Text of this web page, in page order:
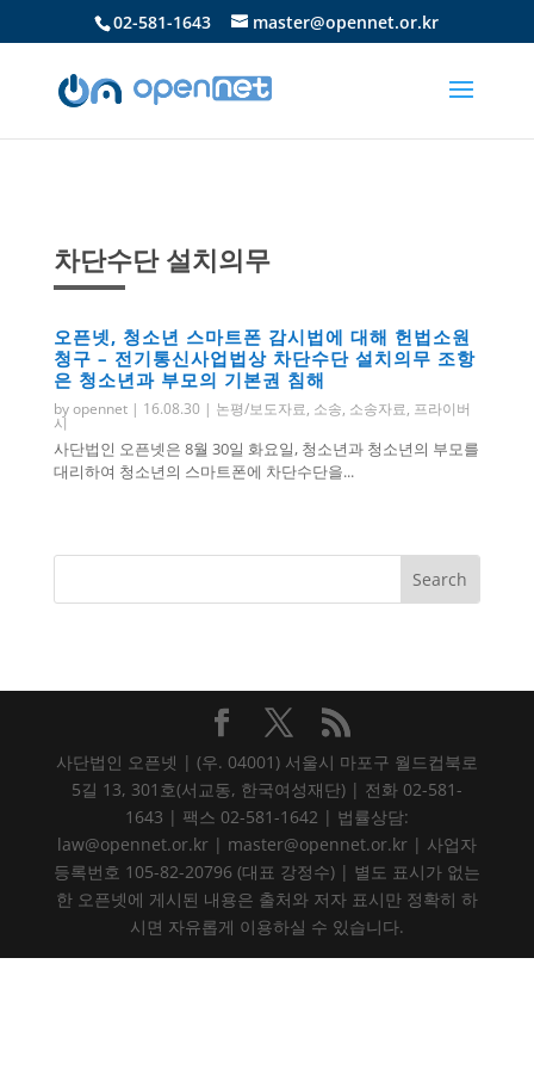
02-581-1643 master@opennet.or.kr
차단수단 설치의무
오픈넷, 청소년 스마트폰 감시법에 대해 헌법소원
청구 – 전기통신사업법상 차단수단 설치의무 조항
은 청소년과 부모의 기본권 침해
byopennet| 16.08.30 | 논평/보도자료, 소송, 소송자료, 프라이버
시
사단법인 오픈넷은 8월 30일 화요일, 청소년과 청소년의 부모를
대리하여 청소년의 스마트폰에 차단수단을...
사단법인 오픈넷 | (우. 04001) 서울시 마포구 월드컵북로
5길 13, 301호(서교동, 한국여성재단) | 전화 02-581-
1643 | 팩스 02-581-1642 | 법률상담:
law@opennet.or.kr | master@opennet.or.kr | 사업자
등록번호 105-82-20796 (대표 강정수) | 별도 표시가 없는
한 오픈넷에 게시된 내용은 출처와 저자 표시만 정확히 하
시면 자유롭게 이용하실 수 있습니다.